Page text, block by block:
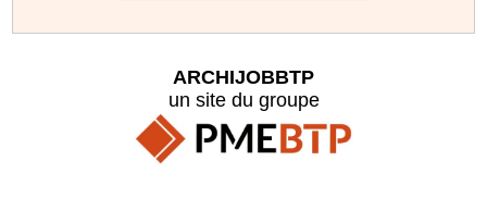
ARCHIJOBBTP
un site du groupe